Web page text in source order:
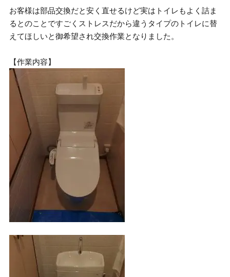
お客様は部品交換だと安く直せるけど実はトイレもよく詰ま
るとのことですごくストレスだから違うタイプのトイレに替
えてほしいと御希望され交換作業となりました。
【作業内容】